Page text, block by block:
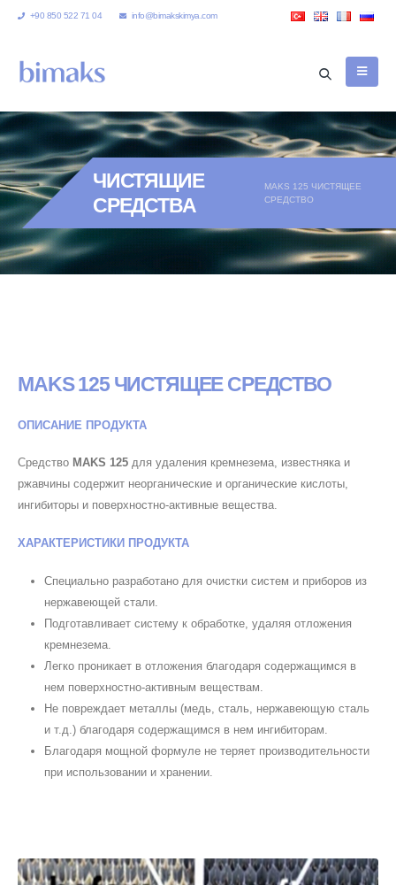
+90 850 522 71 04 info@bimakskimya.com
ЧИСТЯЩИЕ
СРЕДСТВА
MAKS 125 ЧИСТЯЩЕЕ
СРЕДСТВО
MAKS 125 ЧИСТЯЩЕЕ СРЕДСТВО
ОПИСАНИЕ ПРОДУКТА
Средство MAKS 125 для удаления кремнезема, известняка и
ржавчины содержит неорганические и органические кислоты,
ингибиторы и поверхностно-активные вещества.
ХАРАКТЕРИСТИКИ ПРОДУКТА
Специально разработано для очистки систем и приборов из
нержавеющей стали.
Подготавливает систему к обработке, удаляя отложения
кремнезема.
Легко проникает в отложения благодаря содержащимся в
нем поверхностно-активным веществам.
Не повреждает металлы (медь, сталь, нержавеющую сталь
и т.д.) благодаря содержащимся в нем ингибиторам.
Благодаря мощной формуле не теряет производительности
при использовании и хранении.